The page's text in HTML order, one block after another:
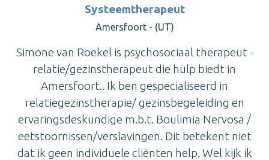
Systeemtherapeut
Amersfoort - (UT)
Simone van Roekel is psychosociaal therapeut -
relatie/gezinstherapeut die hulp biedt in
Amersfoort.. Ik ben gespecialiseerd in
relatiegezinstherapie/ gezinsbegeleiding en
ervaringsdeskundige m.b.t. Boulimia Nervosa /
eetstoornissen/verslavingen. Dit betekent niet
dat ik geen individuele cliënten help. Wel kijk ik